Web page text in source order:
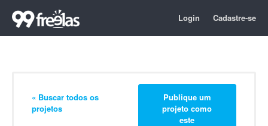
Login Cadastre-se
« Buscar todos os
projetos
Publique um
projeto como
este